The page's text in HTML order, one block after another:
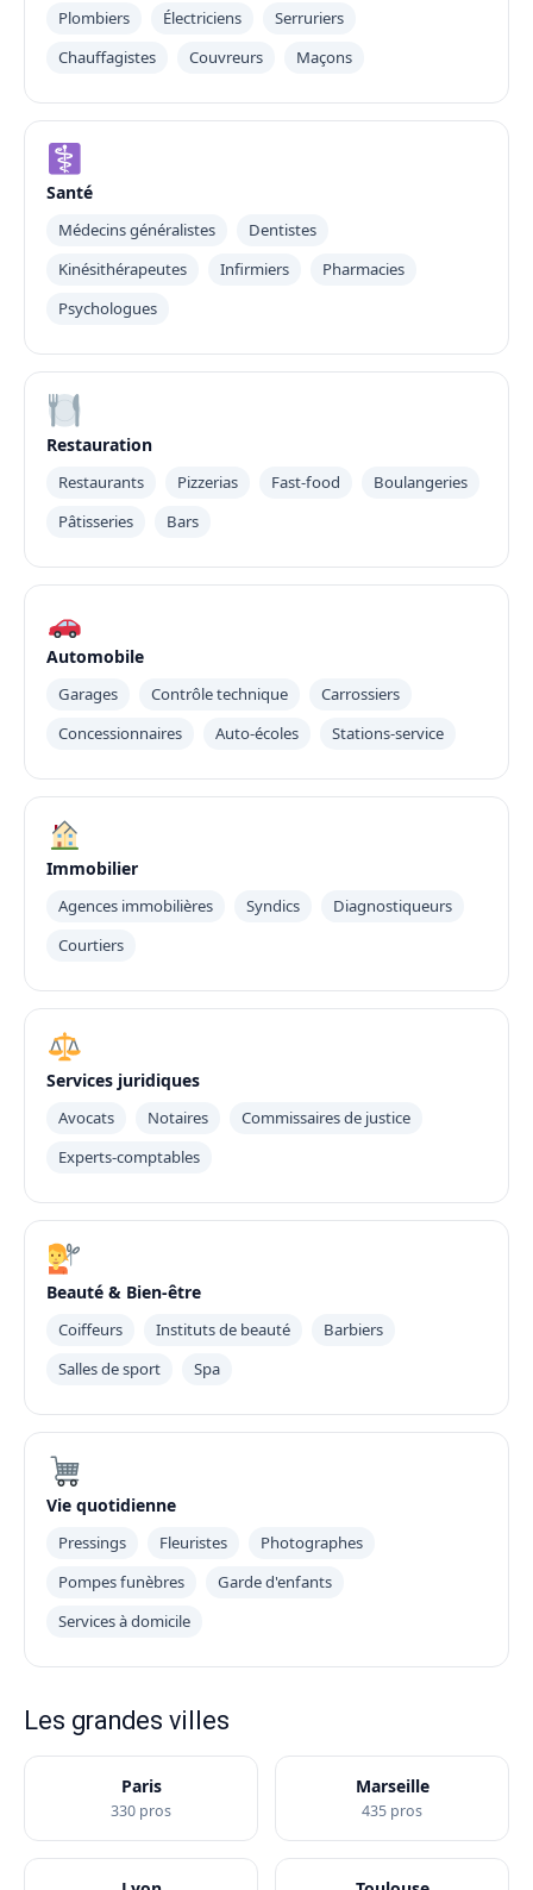
Plombiers Électriciens
Serruriers
Chauffagistes
Couvreurs Maçons
Santé
Médecins généralistes
Dentistes
Kinésithérapeutes
Infirmiers
Pharmacies
Psychologues
Restauration
Restaurants Pizzerias Fast-food
Boulangeries
Pâtisseries
Bars
Automobile
Garages Contrôle technique
Carrossiers
Concessionnaires
Auto-écoles Stations-service
Immobilier
Agences immobilières Syndics
Diagnostiqueurs
Courtiers
Services juridiques
Avocats Notaires
Commissaires de justice
Experts-comptables
Beauté & Bien-être
Coiffeurs Instituts de beauté
Barbiers
Salles de sport
Spa
Vie quotidienne
Pressings Fleuristes
Photographes
Pompes funèbres
Garde d'enfants
Services à domicile
Les grandes villes
Paris
330 pros
Marseille
435 pros